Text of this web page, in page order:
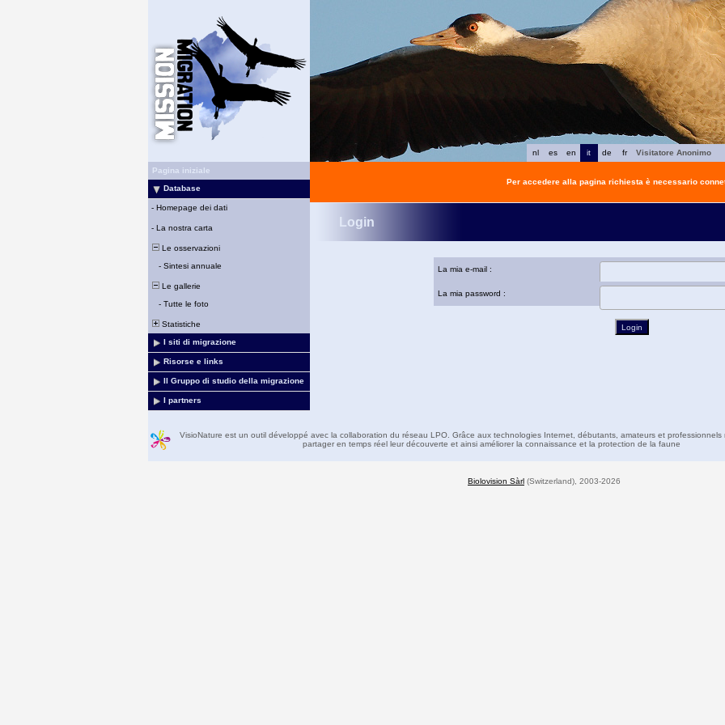
fr
de
it
en
es
nl
Visitatore Anonimo
Pagina iniziale
Database
- Homepage dei dati
- La nostra carta
Le osservazioni
- Sintesi annuale
Le gallerie
- Tutte le foto
Statistiche
I siti di migrazione
Risorse e links
Il Gruppo di studio della migrazione
I partners
Per accedere alla pagina richiesta è necessario
Login
La mia e-mail :
La mia password :
VisioNature est un outil développé avec la collaboration du réseau LPO. Grâce aux technologies Internet, débutants, amateurs et professionnels
partager en temps réel leur découverte et ainsi améliorer la connaissance et la protection de la faune
Biolovision Sàrl (Switzerland), 2003-2026